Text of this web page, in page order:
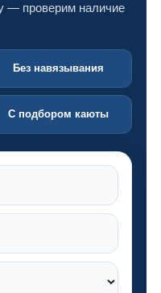
— проверим наличие
Без навязывания
С подбором каюты